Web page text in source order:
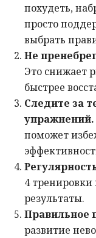
похудеть,
просто
выбрать
Не
Это снижает
быстрее
Следите за
упражнений.
поможет
4
результаты.
Правильное
развитие